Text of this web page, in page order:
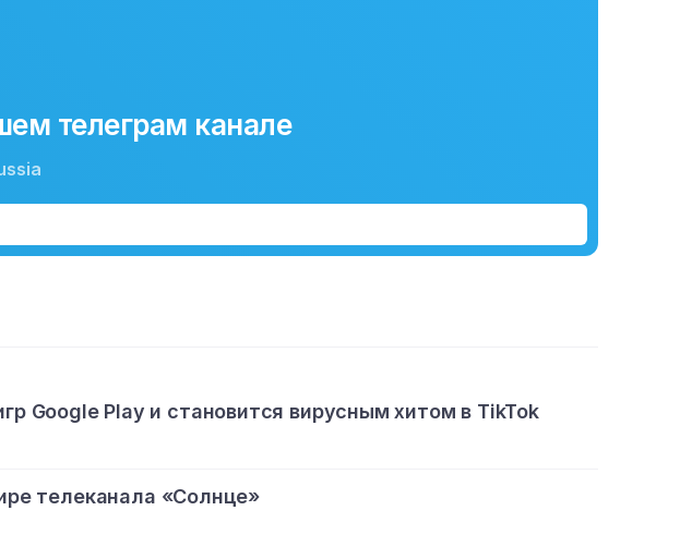
телеграм канале
Google Play и становится вирусным хитом в TikTok
телеканала «Солнце»